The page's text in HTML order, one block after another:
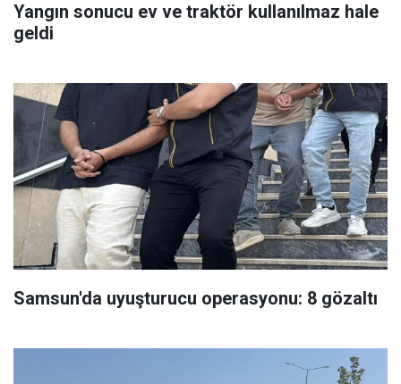
Yangın sonucu ev ve traktör kullanılmaz hale
geldi
Samsun'da uyuşturucu operasyonu: 8 gözaltı